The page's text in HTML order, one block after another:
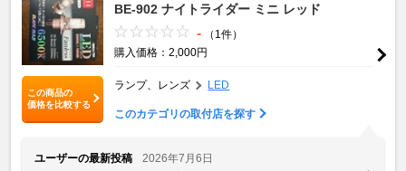
この商品の
価格を比較する
BE-902 ナイトライダー ミニ レッド
-
（1件）
購入価格：2,000円
ランプ、レンズ LED
このカテゴリの取付店を探す
ユーザーの最新投稿
2026年7月6日